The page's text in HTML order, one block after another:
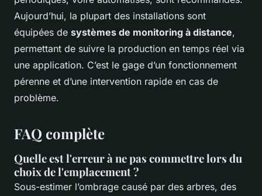
Aujourd’hui, la plupart des installations sont
équipées de systèmes de monitoring à distance,
permettant de suivre la production en temps réel via
une application. C’est le gage d’un fonctionnement
pérenne et d’une intervention rapide en cas de
problème.
FAQ complète
Quelle est l'erreur à ne pas commettre lors du
choix de l'emplacement ?
Sous-estimer l’ombrage causé par des arbres, des